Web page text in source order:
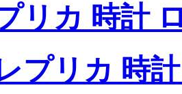
リカ 時計
プリカ 時